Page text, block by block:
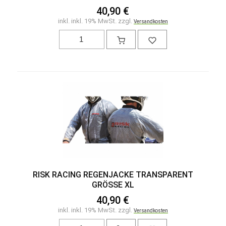
40,90 €
inkl. inkl. 19% MwSt. zzgl. Versandkosten
RISK RACING REGENJACKE TRANSPARENT
GRÖSSE XL
40,90 €
inkl. inkl. 19% MwSt. zzgl. Versandkosten